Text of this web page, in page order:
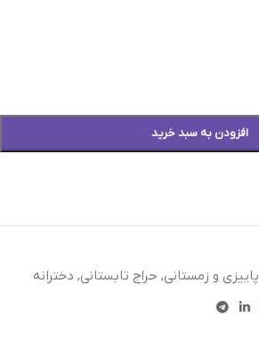
افزودن به سبد خرید
پاییزی و زمستانی, حراج تابستانی, دخترانه